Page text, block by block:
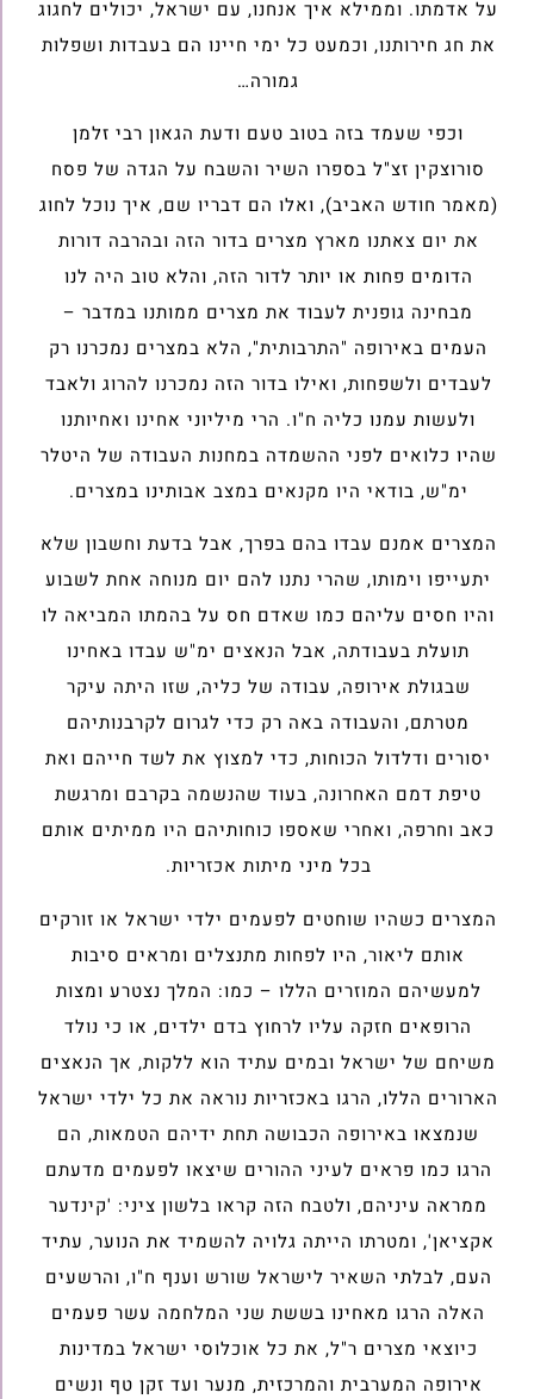
על אדמתו. וממילא איך אנחנו, עם ישראל, יכולים לחגוג
את חג חירותנו, וכמעט כל ימי חיינו הם בעבדות ושפלות
גמורה…
וכפי שעמד בזה בטוב טעם ודעת הגאון רבי זלמן
סורוצקין זצ"ל בספרו השיר והשבח על הגדה של פסח
(מאמר חודש האביב), ואלו הם דבריו שם, איך נוכל לחוג
את יום צאתנו מארץ מצרים בדור הזה ובהרבה דורות
הדומים פחות או יותר לדור הזה, והלא טוב היה לנו
מבחינה גופנית לעבוד את מצרים ממותנו במדבר –
העמים באירופה "התרבותית", הלא במצרים נמכרנו רק
לעבדים ולשפחות, ואילו בדור הזה נמכרנו להרוג ולאבד
ולעשות עמנו כליה ח"ו. הרי מיליוני אחינו ואחיותנו
שהיו כלואים לפני ההשמדה במחנות העבודה של היטלר
ימ"ש, בודאי היו מקנאים במצב אבותינו במצרים.
המצרים אמנם עבדו בהם בפרך, אבל בדעת וחשבון שלא
יתעייפו וימותו, שהרי נתנו להם יום מנוחה אחת לשבוע
והיו חסים עליהם כמו שאדם חס על בהמתו המביאה לו
תועלת בעבודתה, אבל הנאצים ימ"ש עבדו באחינו
שבגולת אירופה, עבודה של כליה, שזו היתה עיקר
מטרתם, והעבודה באה רק כדי לגרום לקרבנותיהם
יסורים ודלדול הכוחות, כדי למצוץ את לשד חייהם ואת
טיפת דמם האחרונה, בעוד שהנשמה בקרבם ומרגשת
כאב וחרפה, ואחרי שאספו כוחותיהם היו ממיתים אותם
בכל מיני מיתות אכזריות.
המצרים כשהיו שוחטים לפעמים ילדי ישראל או זורקים
אותם ליאור, היו לפחות מתנצלים ומראים סיבות
למעשיהם המוזרים הללו – כמו: המלך נצטרע ומצות
הרופאים חזקה עליו לרחוץ בדם ילדים, או כי נולד
משיחם של ישראל ובמים עתיד הוא ללקות, אך הנאצים
הארורים הללו, הרגו באכזריות נוראה את כל ילדי ישראל
שנמצאו באירופה הכבושה תחת ידיהם הטמאות, הם
הרגו כמו פראים לעיני ההורים שיצאו לפעמים מדעתם
ממראה עיניהם, ולטבח הזה קראו בלשון ציני: 'קינדער
אקציאן', ומטרתו הייתה גלויה להשמיד את הנוער, עתיד
העם, לבלתי השאיר לישראל שורש וענף ח"ו, והרשעים
האלה הרגו מאחינו בששת שני המלחמה עשר פעמים
כיוצאי מצרים ר"ל, את כל אוכלוסי ישראל במדינות
אירופה המערבית והמרכזית, מנער ועד זקן טף ונשים